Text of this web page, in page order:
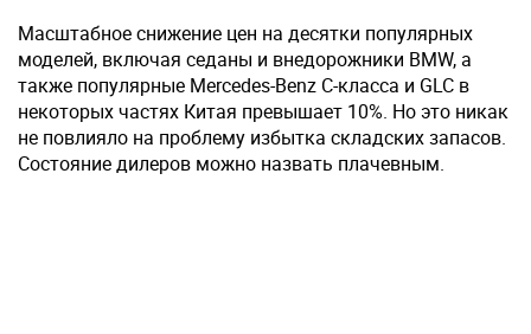
Масштабное снижение цен на десятки популярных
моделей, включая седаны и внедорожники BMW, а
также популярные Mercedes-Benz C-класса и GLC в
некоторых частях Китая превышает 10%. Но это никак
не повлияло на проблему избытка складских запасов.
Состояние дилеров можно назвать плачевным.